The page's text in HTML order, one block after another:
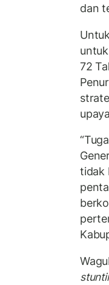
dan
72
tidak